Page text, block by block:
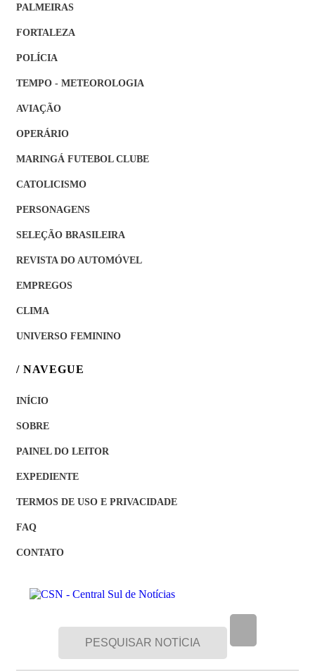
PALMEIRAS
FORTALEZA
POLÍCIA
TEMPO - METEOROLOGIA
AVIAÇÃO
OPERÁRIO
MARINGÁ FUTEBOL CLUBE
CATOLICISMO
PERSONAGENS
SELEÇÃO BRASILEIRA
REVISTA DO AUTOMÓVEL
EMPREGOS
CLIMA
UNIVERSO FEMININO
/ NAVEGUE
INÍCIO
SOBRE
PAINEL DO LEITOR
EXPEDIENTE
TERMOS DE USO E PRIVACIDADE
FAQ
CONTATO